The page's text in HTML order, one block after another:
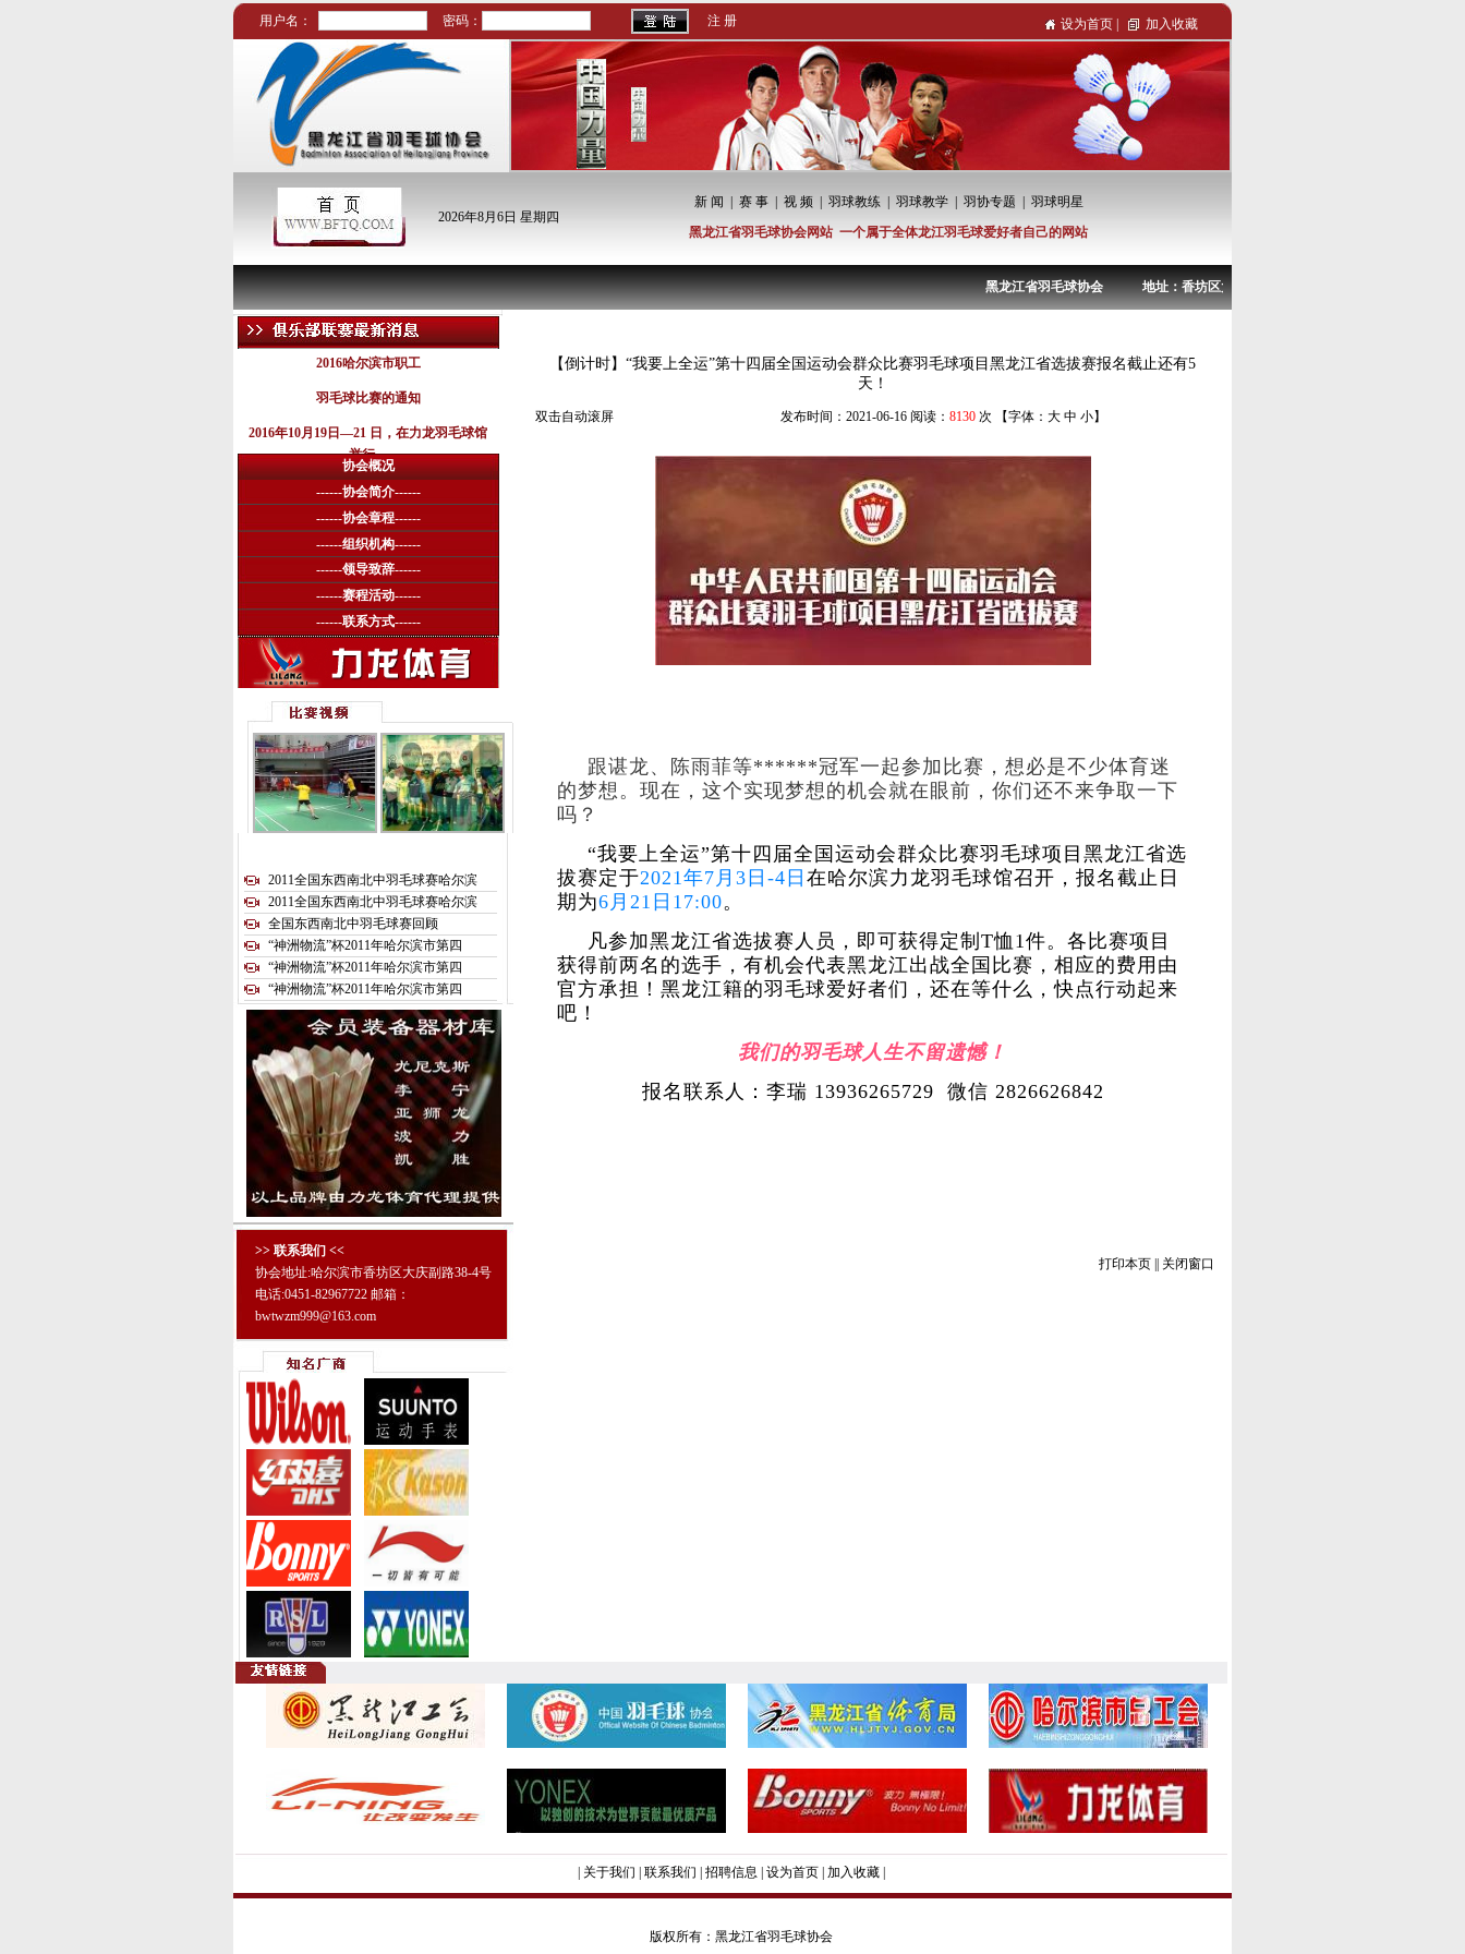
用户名： 密码： 注 册 设为首页 加入收藏
2026年8月6日 星期四
新 闻 赛 事| 视 频| 羽球教练| 羽球教学| 羽协专题
羽球明星
黑龙江省羽毛球协会网站 一个属于全体龙江羽毛球爱好者自己的网站
黑龙江省羽毛球协会 地址：香坊区大庆副路38-4号 电话：0451-82967722
2016哈尔滨市职工
羽毛球比赛的通知
2016年10月19日—21 日，在力龙羽毛球馆
举行。
协会概况
------协会简介------
------协会章程------
------组织机构------
------领导致辞------
------赛程活动------
------联系方式------
2011全国东西南北中羽毛球赛哈尔滨
2011全国东西南北中羽毛球赛哈尔滨
全国东西南北中羽毛球赛回顾
“神洲物流”杯2011年哈尔滨市第四
“神洲物流”杯2011年哈尔滨市第四
“神洲物流”杯2011年哈尔滨市第四
>> 联系我们 <<
协会地址:哈尔滨市香坊区大庆副路38-4号
电话:0451-82967722 邮箱：
bwtwzm999@163.com
【倒计时】“我要上全运”第十四届全国运动会群众比赛羽毛球项目黑龙江省选拔赛报名截止还有5
天！
双击自动滚屏 发布时间：2021-06-16 阅读： 8130 次 【字体： 大 中 小】
跟谌龙、陈雨菲等******冠军一起参加比赛，想必是不少体育迷
的梦想。现在，这个实现梦想的机会就在眼前，你们还不来争取一下
吗？
“我要上全运”第十四届全国运动会群众比赛羽毛球项目黑龙江省选
拔赛定于2021年7月3日-4日 在哈尔滨力龙羽毛球馆召开，报名截止日
期为6月21日17:00。
凡参加黑龙江省选拔赛人员， 即可获得定制T恤1件。各比赛项目
获得前两名的选手，有机会代表黑龙江出战全国比赛，相应的费用由
官方承担！ 黑龙江籍的羽毛球爱好者们，还在等什么，快点行动起来
吧！
我们的羽毛球人生不留遗憾！
报名联系人：李瑞 13936265729 微信 2826626842
打印本页|| 关闭窗口
关于我们 联系我们 招聘信息 设为首页 加入收藏
版权所有：黑龙江省羽毛球协会